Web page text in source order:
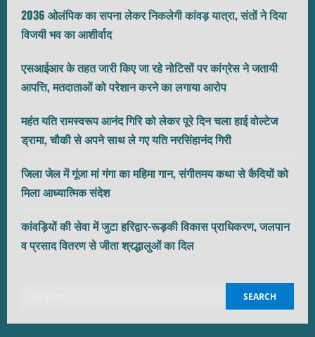
2036 ओलंपिक का सपना लेकर निकलेगी कांवड़ यात्रा, संतों ने दिया
विजयी भव का आशीर्वाद
एसआईआर के तहत जारी किए जा रहे नोटिसों पर कांग्रेस ने जतायी
आपत्ति, मतदाताओं को परेशान करने का लगाया आरोप
महंत यति रामस्वरूप आनंद गिरि को लेकर पूरे दिन चला हाई वोल्टेज
ड्रामा, चौकी से अपने साथ ले गए यति नरसिंहानंद गिरी
जिला जेल में गूंजा मां गंगा का महिमा गान, संगीतमय कथा से कैदियों को
मिला आध्यात्मिक संदेश
कांवड़ियों की सेवा में जुटा हरिद्वार-रूड़की विकास प्राधिकरण, जलपान
व प्रसाद वितरण से जीता श्रद्धालुओं का दिल